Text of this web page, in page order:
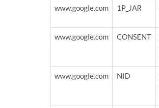
www.google.com 1P_JAR
www.google.com CONSENT
www.google.com NID